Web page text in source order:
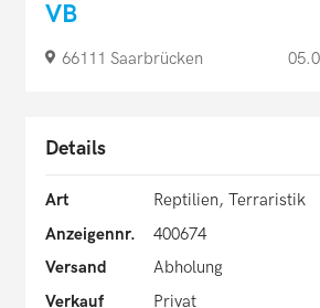
VB
66111 Saarbrücken
Details
Art
Reptilien, Terraristik
Anzeigennr.
400674
Versand
Abholung
Verkauf
Privat